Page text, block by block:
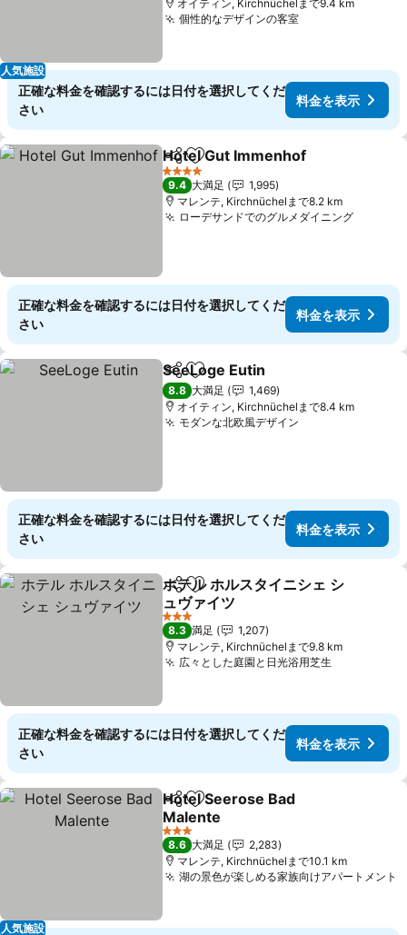
人気施設
オイティン, Kirchnüchelまで9.4 km
個性的なデザインの客室
正確な料金を確認するには日付を選択してくだ
さい
料金を表示
シェアお気に入りに追加
Hotel Gut Immenhof
4 ホテルのランク
9.4 大満足
1,995
マレンテ, Kirchnüchelまで8.2 km
ローデサンドでのグルメダイニング
正確な料金を確認するには日付を選択してくだ
さい
料金を表示
シェアお気に入りに追加
SeeLoge Eutin
8.8 大満足
1,469
オイティン, Kirchnüchelまで8.4 km
モダンな北欧風デザイン
正確な料金を確認するには日付を選択してくだ
さい
料金を表示
シェアお気に入りに追加
ホテル ホルスタイニシェ シ
ュヴァイツ
3 ホテルのランク
8.3 満足
1,207
マレンテ, Kirchnüchelまで9.8 km
広々とした庭園と日光浴用芝生
正確な料金を確認するには日付を選択してくだ
さい
料金を表示
人気施設
シェアお気に入りに追加
Hotel Seerose Bad
Malente
3 ホテルのランク
8.6 大満足
2,283
マレンテ, Kirchnüchelまで10.1 km
湖の景色が楽しめる家族向けアパートメント